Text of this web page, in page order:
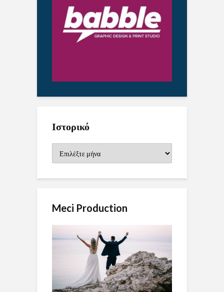
Ιστορικό
Meci Production